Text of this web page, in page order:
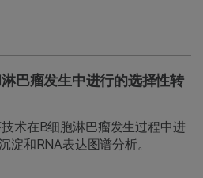
巴瘤发生中进行的选择性转
术在B细胞淋巴瘤发生过程中进
淀和RNA表达图谱分析。